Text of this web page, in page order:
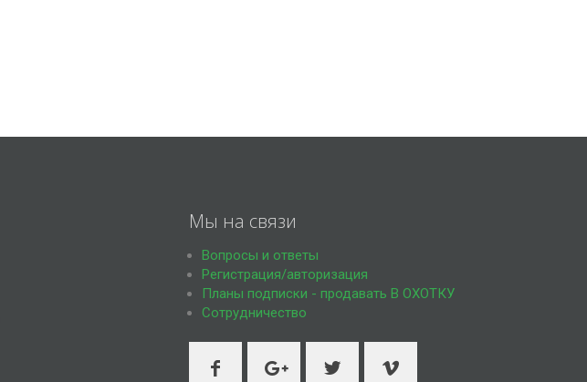
Мы на связи
Вопросы и ответы
Регистрация/авторизация
Планы подписки - продавать В ОХОТКУ
Сотрудничество